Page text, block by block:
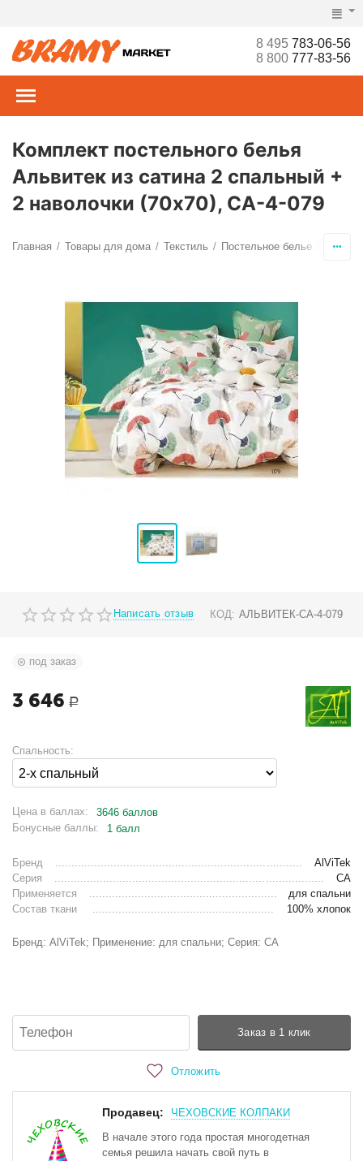
8 495783-06-56
8 800777-83-56
Комплект постельного белья
Альвитек из сатина 2 спальный +
2 наволочки (70х70), CA-4-079
Главная / Товары для дома / Текстиль / Постельное белье
Написать отзыв КОД: АЛЬВИТЕК-CA-4-079
под заказ
3 646 Р
Спальность:
Цена в баллах:
3646 баллов
Бонусные баллы:
1 балл
Бренд
AlViTek
Серия
СА
Применяется
для спальни
Состав ткани
100% хлопок
Бренд: AlViTek; Применение: для спальни; Серия: СА
Заказ в 1 клик
Отложить
Продавец:
ЧЕХОВСКИЕ КОЛПАКИ
В начале этого года простая многодетная
семья решила начать свой путь в